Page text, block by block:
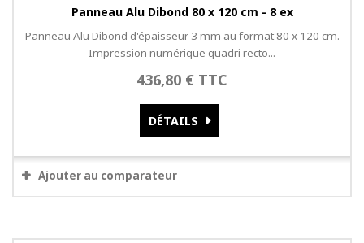
Panneau Alu Dibond 80 x 120 cm - 8 ex
Panneau Alu Dibond d'épaisseur 3 mm au format 80 x 120 cm.
Impression numérique quadri recto...
436,80 € TTC
DÉTAILS
Ajouter au comparateur